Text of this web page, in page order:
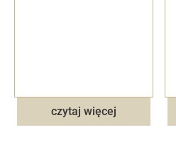
czytaj więcej